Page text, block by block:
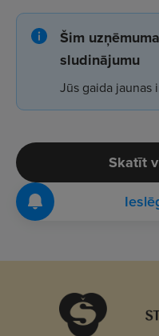
Šim
sludinājumu
Jūs gaida jaunas
Skatīt